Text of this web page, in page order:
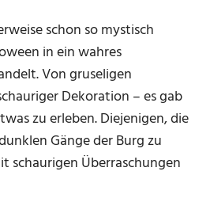
schon so mystisch
in ein wahres
Von gruseligen
Dekoration – es gab
zu erleben. Diejenigen, die
Gänge der Burg zu
schaurigen Überraschungen